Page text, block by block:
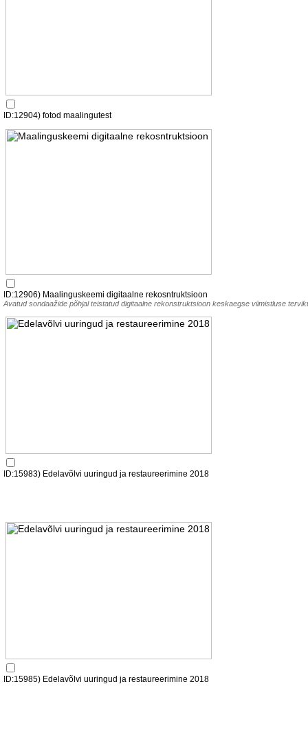
ID:12904) fotod maalingutest
ID:12906) Maalinguskeemi digitaalne rekosntruktsioon
Avatud sondaažide põhjal teistatud digitaalne rekonstruktsioon keskaegse viimistluse
ID:15983) Edelavõlvi uuringud ja restaureerimine 2018
ID:15985) Edelavõlvi uuringud ja restaureerimine 2018